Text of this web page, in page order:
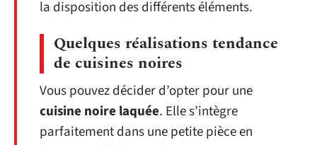
la disposition des différents éléments.
Quelques réalisations tendance
de cuisines noires
Vous pouvez décider d’opter pour une
cuisine noire laquée. Elle s’intègre
parfaitement dans une petite pièce en